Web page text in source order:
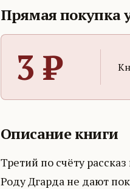
Прямая покупка
3 ₽
Описание книги
Третий по счёту
Роду Дгарда не дают